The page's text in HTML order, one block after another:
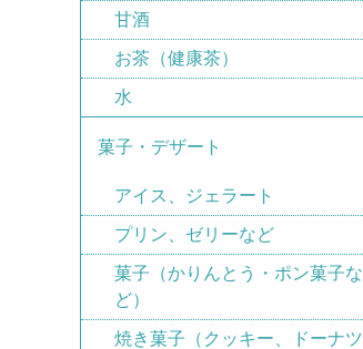
甘酒
お茶（健康茶）
水
菓子・デザート
アイス、ジェラート
プリン、ゼリーなど
菓子（かりんとう・ポン菓子な
ど）
焼き菓子（クッキー、ドーナツ